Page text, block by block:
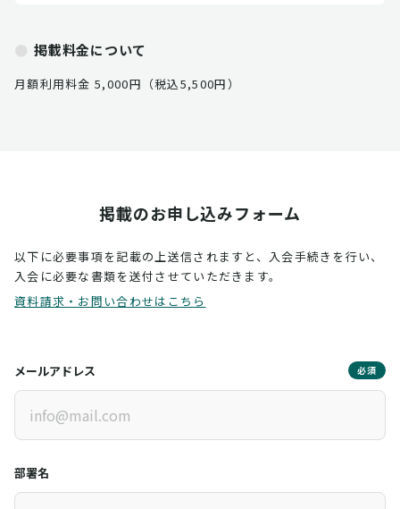
掲載料金について
月額利用料金 5,000円（税込5,500円）
掲載のお申し込みフォーム
以下に必要事項を記載の上送信されますと、入会手続きを行い、
入会に必要な書類を送付させていただきます。
資料請求・お問い合わせはこちら
メールアドレス 必須
部署名